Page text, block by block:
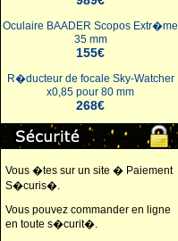
Oculaire BAADER Scopos Extr�me
35 mm
155€
R�ducteur de focale Sky-Watcher
x0,85 pour 80 mm
268€
Vous �tes sur un site � Paiement
S�curis�.
Vous pouvez commander en ligne
en toute s�curit�.